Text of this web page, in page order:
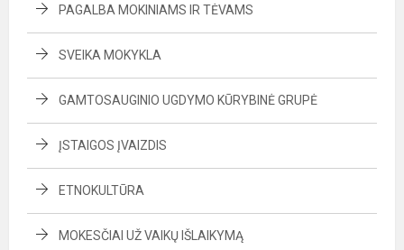
PAGALBA MOKINIAMS IR TĖVAMS
SVEIKA MOKYKLA
GAMTOSAUGINIO UGDYMO KŪRYBINĖ GRUPĖ
ĮSTAIGOS ĮVAIZDIS
ETNOKULTŪRA
MOKESČIAI UŽ VAIKŲ IŠLAIKYMĄ